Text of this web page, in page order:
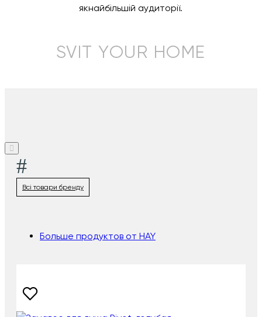
якнайбільшій аудиторії.
SVIT YOUR HOME
#
Всі товари бренду
Больше продуктов от HAY